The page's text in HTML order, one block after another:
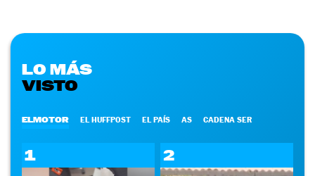
LO MÁS
VISTO
ELMOTOR EL HUFFPOST EL PAÍS AS CADENA SER
1 2